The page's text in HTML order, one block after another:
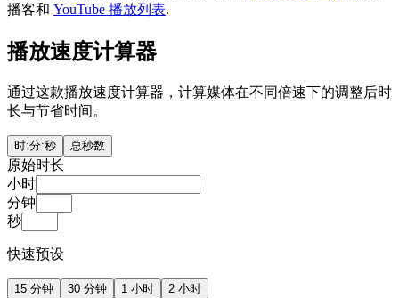
播客和 YouTube 播放列表.
播放速度计算器
通过这款播放速度计算器，计算媒体在不同倍速下的调整后时
长与节省时间。
时:分:秒 总秒数
原始时长
小时
分钟
秒
快速预设
15 分钟 30 分钟 1 小时 2 小时